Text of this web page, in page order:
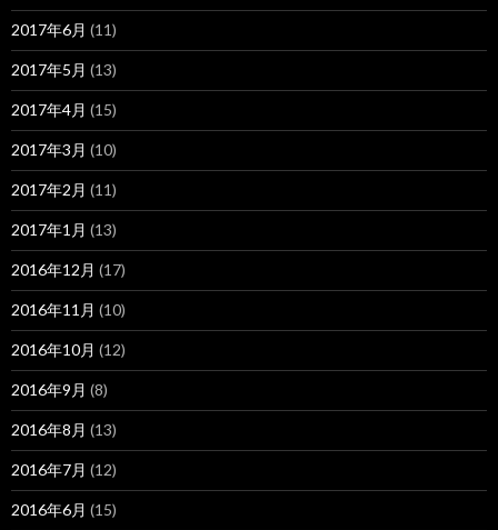
2017年6月 (11)
2017年5月 (13)
2017年4月 (15)
2017年3月 (10)
2017年2月 (11)
2017年1月 (13)
2016年12月 (17)
2016年11月 (10)
2016年10月 (12)
2016年9月 (8)
2016年8月 (13)
2016年7月 (12)
2016年6月 (15)